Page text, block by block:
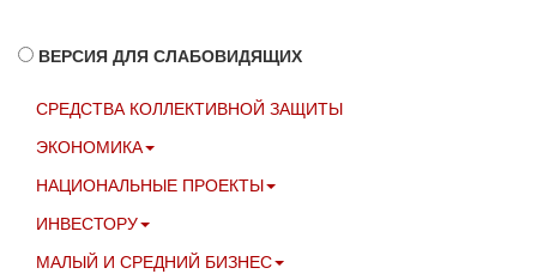
ВЕРСИЯ ДЛЯ СЛАБОВИДЯЩИХ
СРЕДСТВА КОЛЛЕКТИВНОЙ ЗАЩИТЫ
ЭКОНОМИКА
НАЦИОНАЛЬНЫЕ ПРОЕКТЫ
ИНВЕСТОРУ
МАЛЫЙ И СРЕДНИЙ БИЗНЕС